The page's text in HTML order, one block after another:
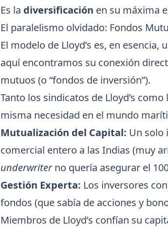
Es la diversificación en su máxima
El paralelismo olvidado: Fondos
El modelo de Lloyd’s es, en esencia,
aquí encontramos su conexión
mutuos (o “fondos de inversión”).
Tanto los sindicatos de Lloyd’s
misma necesidad en el mundo
Mutualización del Capital: Un solo
comercial entero a las Indias (muy
underwriterno quería asegurar el
Gestión Experta: Los inversores
fondos (que sabía de acciones y
Miembros de Lloyd’s confían su